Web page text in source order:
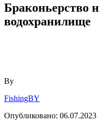
Браконьерство
водохранилище
By
FishingBY
Опубликовано: 06.07.2023